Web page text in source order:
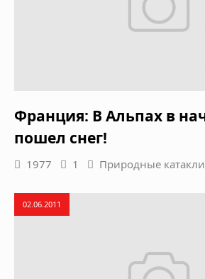
Франция: В Альпах в
пошел снег!
1977 1 Природные
02.06.2011